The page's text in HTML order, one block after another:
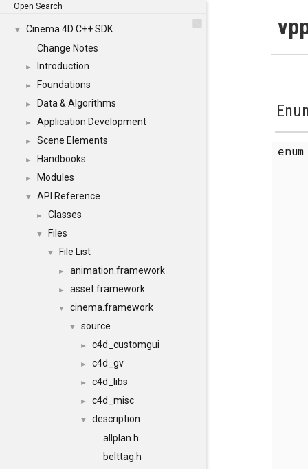
Open Search
▼
Cinema 4D C++ SDK
Change Notes
► Introduction
► Foundations
► Data & Algorithms
► Application Development
► Scene Elements
► Handbooks
► Modules
▼ API Reference
► Classes
▼ Files
▼ File List
► animation.framework
► asset.framework
▼ cinema.framework
▼ source
► c4d_customgui
► c4d_gv
► c4d_libs
► c4d_misc
▼
description
allplan.h
belttag.h